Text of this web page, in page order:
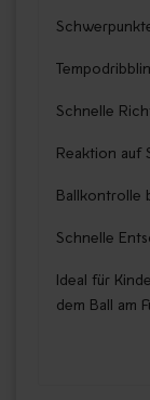
Schnelle
Reaktion auf
Ballkontrolle
Schnelle
Ideal für
dem Ball am